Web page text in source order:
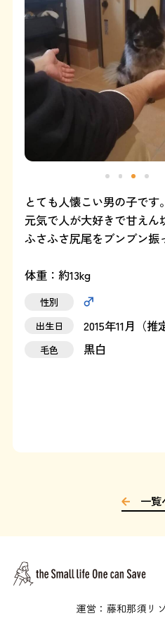
よくあ
ブ
協賛企業
運営：藤和那須リ
とても人懐こい男の子です。
元気で人が大好きで甘えん
ふさふさ尻尾をブンブン振
体重：約13kg
性別
出生日
2015年11月（推
毛色 黒白
一覧
運営：藤和那須リ